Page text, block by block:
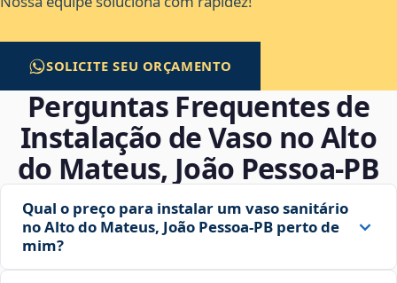
SOLICITE SEU ORÇAMENTO
Perguntas Frequentes de
Instalação de Vaso no Alto
do Mateus, João Pessoa‑PB
Qual o preço para instalar um vaso sanitário
no Alto do Mateus, João Pessoa‑PB perto de
mim?